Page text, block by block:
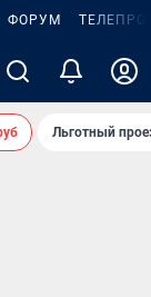
ФОРУМ
Льготный